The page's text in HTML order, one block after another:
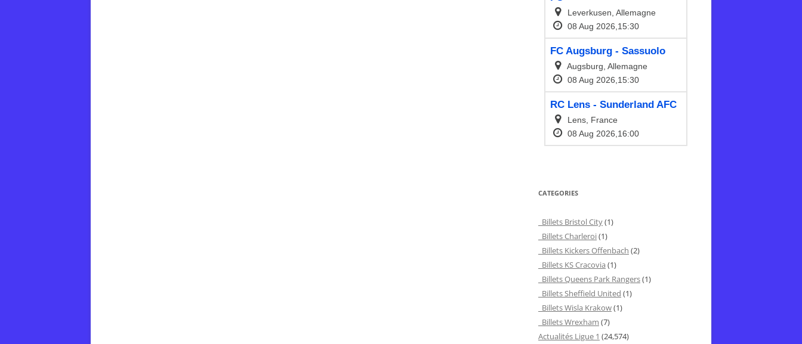
CATEGORIES
Billets Bristol City(1)
Billets Charleroi(1)
Billets Kickers Offenbach (2)
Billets KS Cracovia (1)
Billets Queens Park Rangers(1)
Billets Sheffield United (1)
Billets Wisla Krakow(1)
Billets Wrexham (7)
Actualités Ligue 1 (24,574)